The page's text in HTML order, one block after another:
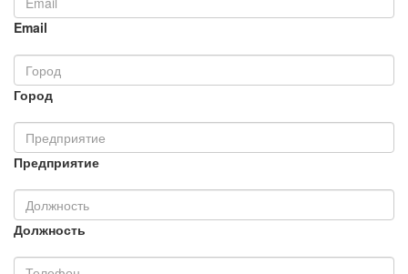
Email
Город
Предприятие
Должность